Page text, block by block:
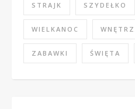
STRAJK SZYDEŁKO
WIELKANOC
ZABAWKI ŚWIĘTA